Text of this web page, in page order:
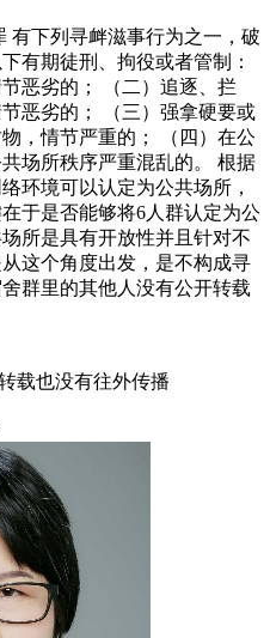
有下列寻衅滋事行为之一，破
有期徒刑、拘役或者管制：
恶劣的； （二）追逐、拦
恶劣的； （三）强拿硬要或
，情节严重的； （四）在公
场所秩序严重混乱的。 根据
环境可以认定为公共场所，
于是否能够将6人群认定为公
所是具有开放性并且针对不
这个角度出发，是不构成寻
群里的其他人没有公开转载
载也没有往外传播